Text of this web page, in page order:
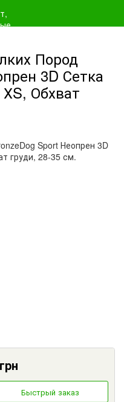
Пород
3D Сетка
Обхват
грн
Быстрый заказ